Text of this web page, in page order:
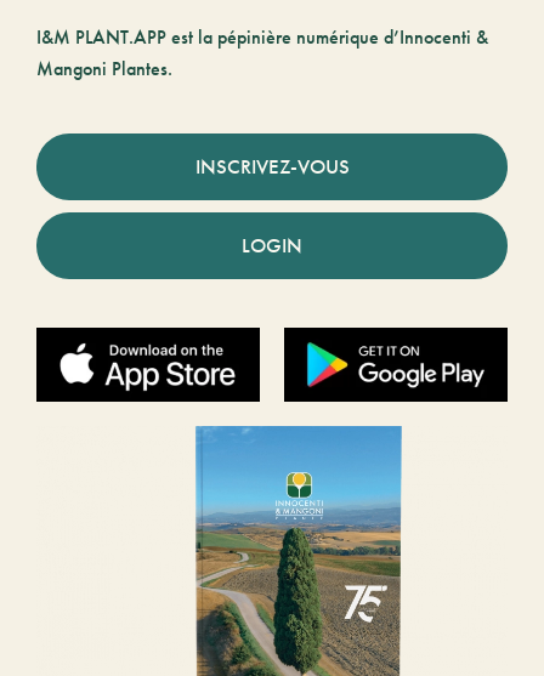
I&M PLANT.APP est la pépinière numérique d’Innocenti &
Mangoni Plantes.
INSCRIVEZ-VOUS
LOGIN